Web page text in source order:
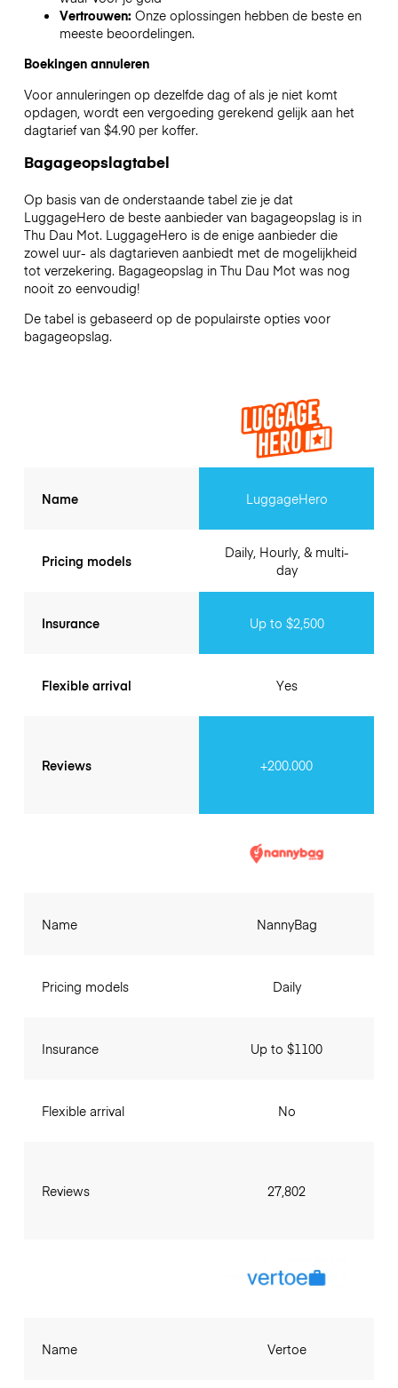
Vertrouwen: Onze oplossingen hebben de beste en
meeste beoordelingen.
Boekingen annuleren
Voor annuleringen op dezelfde dag of als je niet komt
opdagen, wordt een vergoeding gerekend gelijk aan het
dagtarief van $4.90 per koffer.
Bagageopslagtabel
Op basis van de onderstaande tabel zie je dat
LuggageHero de beste aanbieder van bagageopslag is in
Thu Dau Mot. LuggageHero is de enige aanbieder die
zowel uur- als dagtarieven aanbiedt met de mogelijkheid
tot verzekering. Bagageopslag in Thu Dau Motwas nog
nooit zo eenvoudig!
De tabel is gebaseerd op de populairste opties voor
bagageopslag.
Name
Pricing models
Insurance
Flexible arrival
Reviews
LuggageHero
Daily, Hourly, & multi-
day
Up to $2,500
Yes
+200.000
Name
Pricing models
Insurance
Flexible arrival
Reviews
NannyBag
Daily
Up to $1100
No
27,802
Name Vertoe